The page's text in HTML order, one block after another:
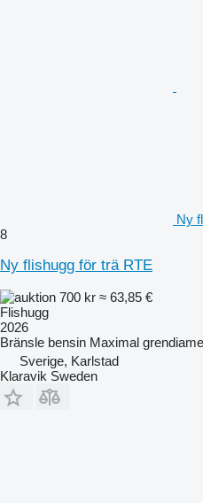
Ny
8
Ny flishugg för trä RTE
700 kr ≈ 63,85 €
Flishugg
2026
Bränsle bensin Maximal
Sverige, Karlstad
Klaravik Sweden